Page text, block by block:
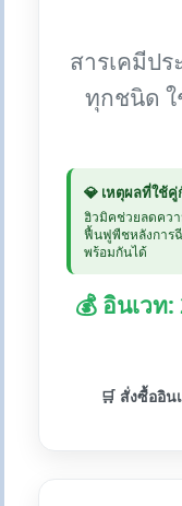
สารเคมีป
ทุกชนิด
💎 เหตุผลที่ใช้คู่
ฮิวมิคช่วยลดควา
ฟื้นฟูพืชหลังการ
พร้อมกันได้
💰 อินเวท
🛒 สั่งซื้ออิน